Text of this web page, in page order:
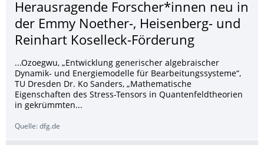
Herausragende Forscher*innen neu in
der Emmy Noether-, Heisenberg- und
Reinhart Koselleck-Förderung
...Ozoegwu, „Entwicklung generischer algebraischer
Dynamik- und Energiemodelle für Bearbeitungssysteme“,
TU Dresden Dr. Ko Sanders, „Mathematische
Eigenschaften des Stress-Tensors in Quantenfeldtheorien
in gekrümmten...
Quelle: dfg.de